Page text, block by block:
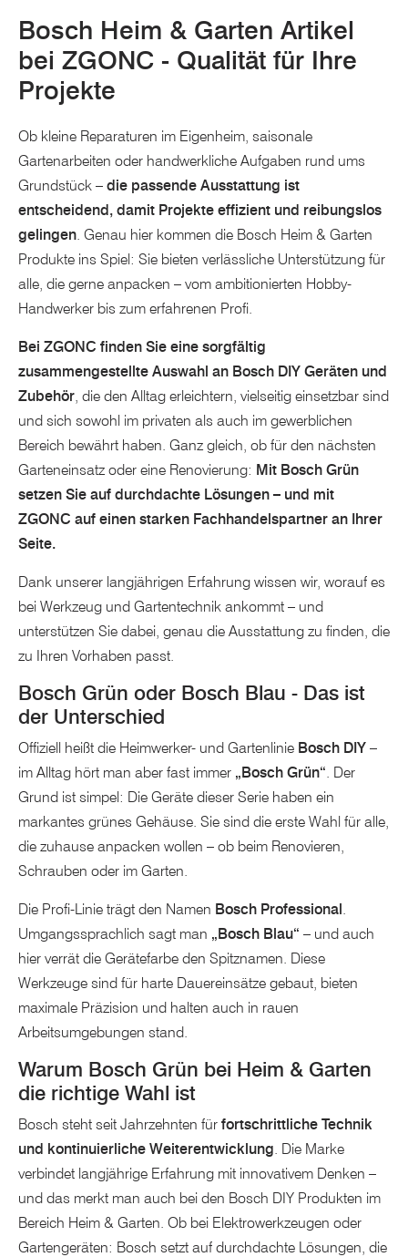
Bosch Heim & Garten Artikel
bei ZGONC - Qualität für Ihre
Projekte
Ob kleine Reparaturen im Eigenheim, saisonale
Gartenarbeiten oder handwerkliche Aufgaben rund ums
Grundstück – die passende Ausstattung ist
entscheidend, damit Projekte effizient und reibungslos
gelingen. Genau hier kommen die Bosch Heim & Garten
Produkte ins Spiel: Sie bieten verlässliche Unterstützung für
alle, die gerne anpacken – vom ambitionierten Hobby-
Handwerker bis zum erfahrenen Profi.
Bei ZGONC finden Sie eine sorgfältig
zusammengestellte Auswahl an Bosch DIY Geräten und
Zubehör, die den Alltag erleichtern, vielseitig einsetzbar sind
und sich sowohl im privaten als auch im gewerblichen
Bereich bewährt haben. Ganz gleich, ob für den nächsten
Garteneinsatz oder eine Renovierung: Mit Bosch Grün
setzen Sie auf durchdachte Lösungen – und mit
ZGONC auf einen starken Fachhandelspartner an Ihrer
Seite.
Dank unserer langjährigen Erfahrung wissen wir, worauf es
bei Werkzeug und Gartentechnik ankommt – und
unterstützen Sie dabei, genau die Ausstattung zu finden, die
zu Ihren Vorhaben passt.
Bosch Grün oder Bosch Blau - Das ist
der Unterschied
Offiziell heißt die Heimwerker- und Gartenlinie Bosch DIY –
im Alltag hört man aber fast immer „Bosch Grün“. Der
Grund ist simpel: Die Geräte dieser Serie haben ein
markantes grünes Gehäuse. Sie sind die erste Wahl für alle,
die zuhause anpacken wollen – ob beim Renovieren,
Schrauben oder im Garten.
Die Profi-Linie trägt den Namen Bosch Professional.
Umgangssprachlich sagt man „Bosch Blau“ – und auch
hier verrät die Gerätefarbe den Spitznamen. Diese
Werkzeuge sind für harte Dauereinsätze gebaut, bieten
maximale Präzision und halten auch in rauen
Arbeitsumgebungen stand.
Warum Bosch Grün bei Heim & Garten
die richtige Wahl ist
Bosch steht seit Jahrzehnten für fortschrittliche Technik
und kontinuierliche Weiterentwicklung. Die Marke
verbindet langjährige Erfahrung mit innovativem Denken –
und das merkt man auch bei den Bosch DIY Produkten im
Bereich Heim & Garten. Ob bei Elektrowerkzeugen oder
Gartengeräten: Bosch setzt auf durchdachte Lösungen, die